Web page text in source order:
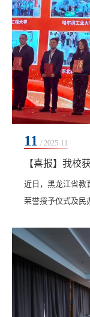
曹勇安，张静以及
11 / 2025-11
近日，黑龙江省教
荣誉授予仪式及民
校后勤部门代表
能深化等议题展
突出成果，获得“
召开的黑龙江省